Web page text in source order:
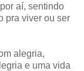
aí, sentindo
pra viver ou ser
alegria,
e uma vida